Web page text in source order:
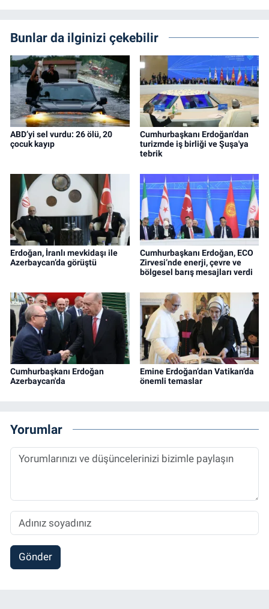
Bunlar da ilginizi çekebilir
ABD’yi sel vurdu: 26 ölü, 20
çocuk kayıp
Cumhurbaşkanı Erdoğan'dan
turizmde iş birliği ve Şuşa'ya
tebrik
Erdoğan, İranlı mevkidaşı ile
Azerbaycan’da görüştü
Cumhurbaşkanı Erdoğan, ECO
Zirvesi’nde enerji, çevre ve
bölgesel barış mesajları verdi
Cumhurbaşkanı Erdoğan
Azerbaycan'da
Emine Erdoğan’dan Vatikan’da
önemli temaslar
Yorumlar
Gönder